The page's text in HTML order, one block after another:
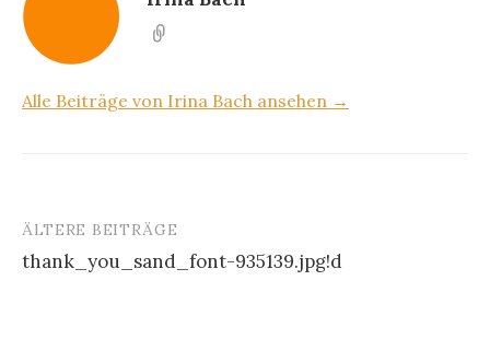
Alle Beiträge von Irina Bach ansehen →
Beitragsnavigation
ÄLTERE BEITRÄGE
thank_you_sand_font-935139.jpg!d